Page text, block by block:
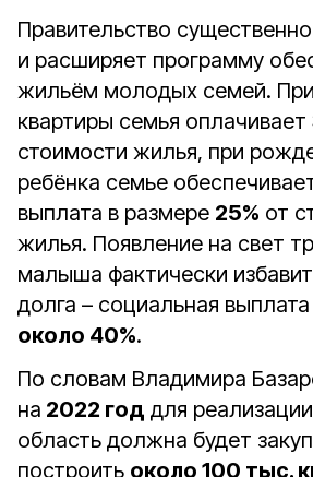
Правительство
и расширяет программу
жильём молодых семей.
квартиры семья оплачивает
стоимости жилья, при
ребёнка семье
выплата в размере 25% от
жилья. Появление на свет
малыша фактически
долга – социальная
около 40%.
По словам Владимира
на 2022 год для
область должна будет
построить около 100 тыс.